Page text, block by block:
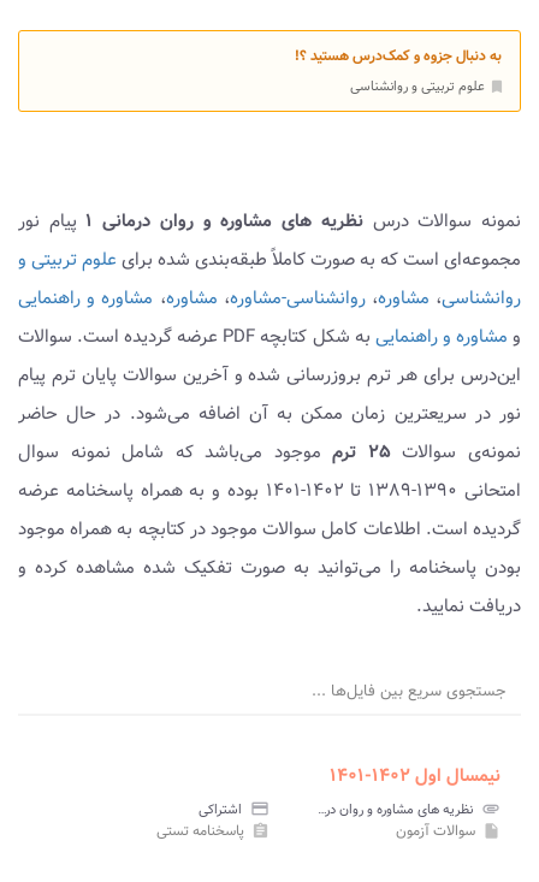
به دنبال جزوه و کمک‌درس هستید ؟!
علوم تربیتی و روانشناسی
نمونه سوالات درسنظریه های مشاوره و روان درمانی ۱ پیام نور
مجموعه‌ای است که به صورت کاملاً طبقه‌بندی شده برای علوم تربیتی و
روانشناسی، مشاوره،روانشناسی-مشاوره، مشاوره، مشاوره و راهنمایی
و مشاوره و راهنمایی
به شکل کتابچه PDF عرضه گردیده است. سوالات
این‌درس برای هر ترم بروزرسانی شده و آخرین سوالات پایان ترم پیام
نور در سریعترین زمان ممکن به آن اضافه می‌شود. در حال حاضر
نمونه‌ی سوالات۲۵ ترم
موجود می‌باشد که شامل نمونه سوال
امتحانی ۱۳۹۰-۱۳۸۹ تا ۱۴۰۲-۱۴۰۱ بوده و به همراه پاسخنامه عرضه
گردیده است. اطلاعات کامل سوالات موجود در کتابچه به همراه موجود
بودن پاسخنامه را می‌توانید به صورت تفکیک شده مشاهده کرده و
دریافت نمایید.
جستجوی سریع بین فایل‌ها ...
نیمسال اول ۱۴۰۲-۱۴۰۱
attachment نظریه های مشاوره و روان درمانی ۱ پیام نور credit_card اشتراکی
insert_drive_file سوالات آزمون assignment پاسخنامه تستی